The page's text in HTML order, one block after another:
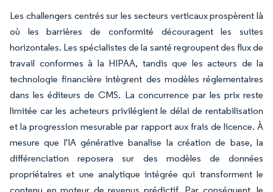
Les challengers centrés sur les secteurs verticaux prospèrent là
où les barrières de conformité découragent les suites
horizontales. Les spécialistes de la santé regroupent des flux de
travail conformes à la HIPAA, tandis que les acteurs de la
technologie financière intègrent des modèles réglementaires
dans les éditeurs de CMS. La concurrence par les prix reste
limitée car les acheteurs privilégient le délai de rentabilisation
et la progression mesurable par rapport aux frais de licence. À
mesure que l'IA générative banalise la création de base, la
différenciation reposera sur des modèles de données
propriétaires et une analytique intégrée qui transforment le